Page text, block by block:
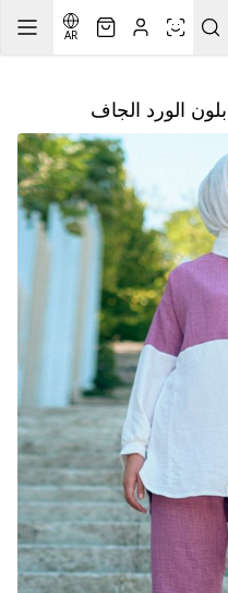
AR
الورد الجاف